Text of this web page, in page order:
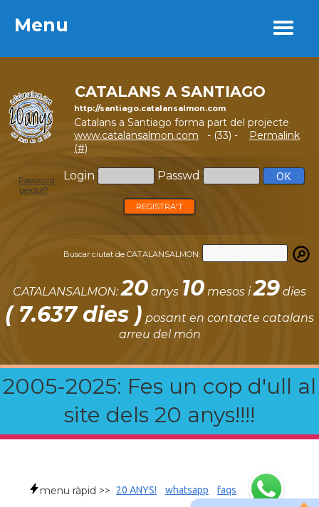
Menu
CATALANS A SANTIAGO
http://santiago.catalansalmon.com
Catalans a Santiago forma part del projecte
www.catalansalmon.com - (33) -
Permalink
(#)
Login Passwd
Password
perdut?
REGISTRA'T
Buscar ciutat de CATALANSALMON:
CATALANSALMON:20 anys 10 mesos i29 dies
( 7.637 dies ) posant en contacte catalans
arreu del món
2005-2025: Fes un cop d'ull al
site dels 20 anys!!!!
Menu
menu ràpid >> 20 ANYS! whatsapp faqs